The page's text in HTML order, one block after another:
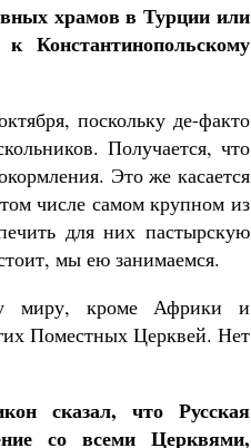
храмов в Турции или
Константинопольскому
поскольку де-факто
Получается, что
Это же касается
числе самом крупном из
для них пастырскую
мы ею занимаемся.
миру, кроме Африки и
Поместных Церквей. Нет
сказал, что Русская
со всеми Церквями,